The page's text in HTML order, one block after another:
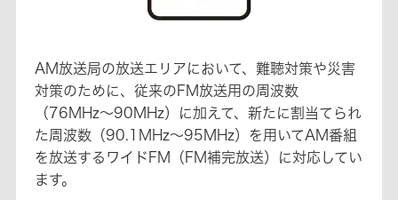
AM放送局の放送エリアにおいて、難聴対策や災害
対策のために、従来のFM放送用の周波数
（76MHz～90MHz）に加えて、新たに割当てられ
た周波数（90.1MHz～95MHz）を用いてAM番組
を放送するワイドFM（FM補完放送）に対応してい
ます。